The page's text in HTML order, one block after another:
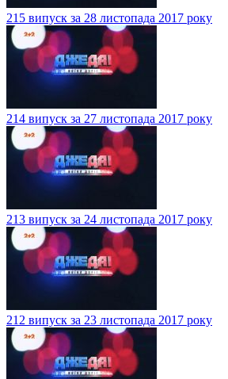
215 випуск за 28 листопада 2017 року
214 випуск за 27 листопада 2017 року
213 випуск за 24 листопада 2017 року
212 випуск за 23 листопада 2017 року